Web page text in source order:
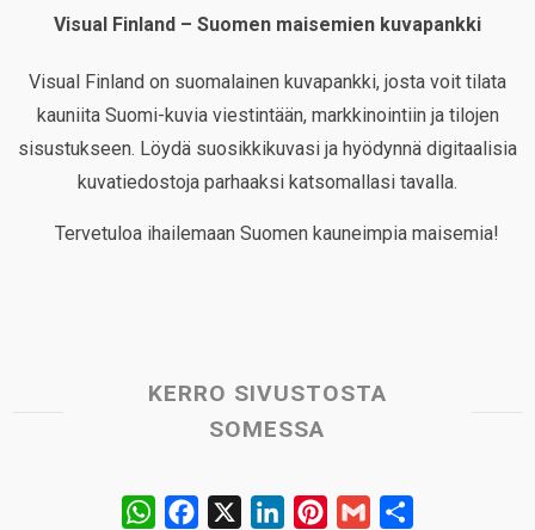
Visual Finland – Suomen maisemien kuvapankki
Visual Finland on suomalainen kuvapankki, josta voit tilata
kauniita Suomi-kuvia viestintään, markkinointiin ja tilojen
sisustukseen. Löydä suosikkikuvasi ja hyödynnä digitaalisia
kuvatiedostoja parhaaksi katsomallasi tavalla.
Tervetuloa ihailemaan Suomen kauneimpia maisemia!
KERRO SIVUSTOSTA
SOMESSA
W